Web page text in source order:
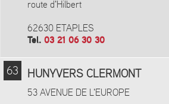
route d'Hilbert
62630 ETAPLES
Tel. 03 21 06 30 30
63 HUNYVERS CLERMONT
53 AVENUE DE L'EUROPE